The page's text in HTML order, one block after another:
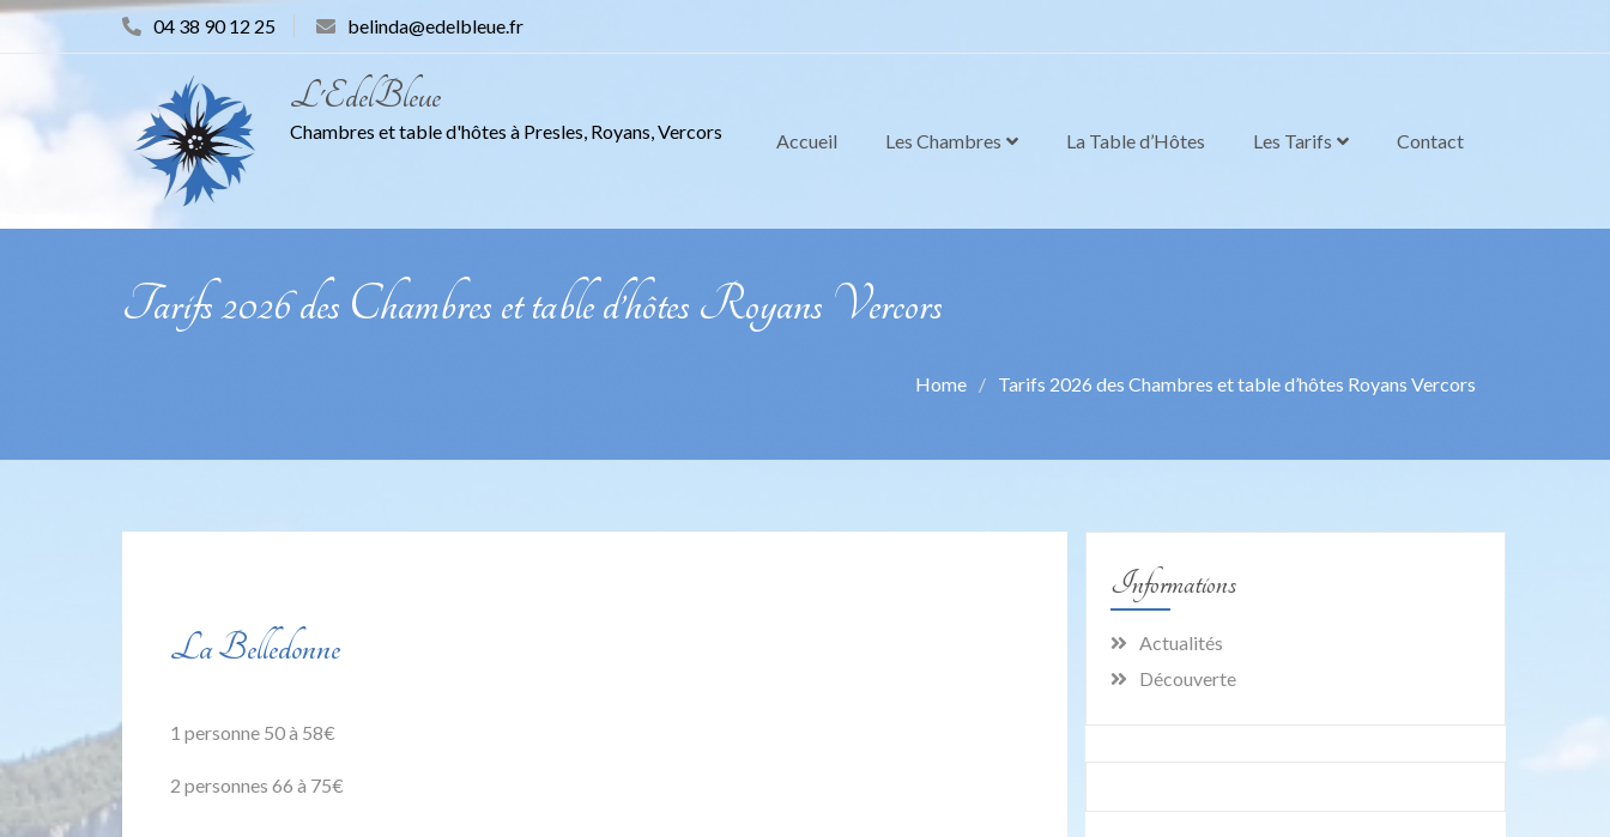
Skip
04 38 90 12 25 belinda@edelbleue.fr
L'EdelBleue
Chambres et table d'hôtes à Presles, Royans, Vercors Accueil Les Chambres La Table d’Hôtes Les Tarifs Contact
Tarifs 2026 des Chambres et table d’hôtes Royans Vercors
Home Tarifs 2026 des Chambres et table d’hôtes Royans Vercors
La Belledonne
1 personne 50 à 58€
2 personnes 66 à 75€
Informations
Actualités
Découverte